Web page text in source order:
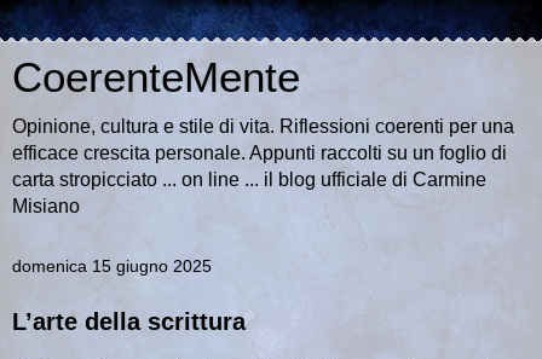
CoerenteMente
Opinione, cultura e stile di vita. Riflessioni coerenti per una
efficace crescita personale. Appunti raccolti su un foglio di
carta stropicciato ... on line ... il blog ufficiale di Carmine
Misiano
domenica 15 giugno 2025
L’arte della scrittura